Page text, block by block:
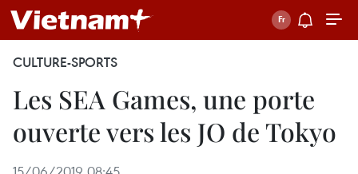
CULTURE-SPORTS
Les SEA Games, une porte
ouverte vers les JO de Tokyo